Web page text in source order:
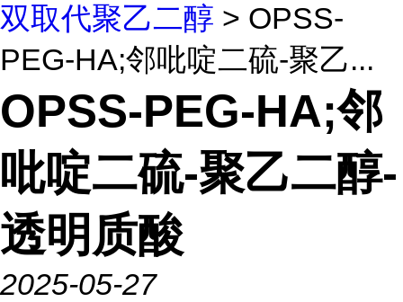
双取代聚乙二醇 > OPSS-
PEG-HA;邻吡啶二硫-聚乙...
OPSS-PEG-HA;邻
吡啶二硫-聚乙二醇-
透明质酸
2025-05-27